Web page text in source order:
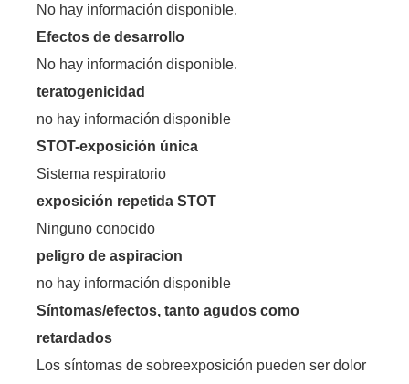
No hay información disponible.
Efectos de desarrollo
No hay información disponible.
teratogenicidad
no hay información disponible
STOT-exposición única
Sistema respiratorio
exposición repetida STOT
Ninguno conocido
peligro de aspiracion
no hay información disponible
Síntomas/efectos, tanto agudos como
retardados
Los síntomas de sobreexposición pueden ser dolor